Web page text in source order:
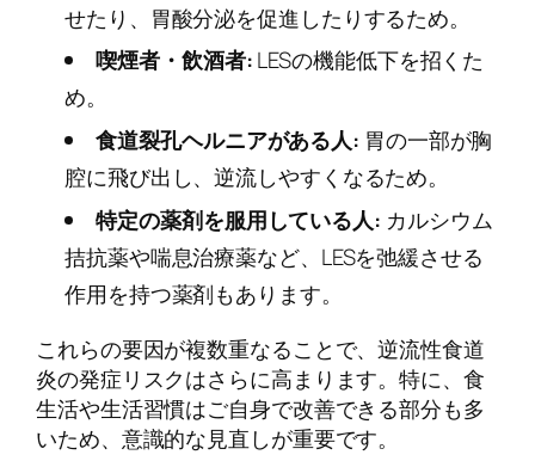
せたり、胃酸分泌を促進したりするため。
喫煙者・飲酒者:LESの機能低下を招くた
め。
食道裂孔ヘルニアがある人: 胃の一部が胸
腔に飛び出し、逆流しやすくなるため。
特定の薬剤を服用している人: カルシウム
拮抗薬や喘息治療薬など、LESを弛緩させる
作用を持つ薬剤もあります。
これらの要因が複数重なることで、逆流性食道
炎の発症リスクはさらに高まります。特に、食
生活や生活習慣はご自身で改善できる部分も多
いため、意識的な見直しが重要です。